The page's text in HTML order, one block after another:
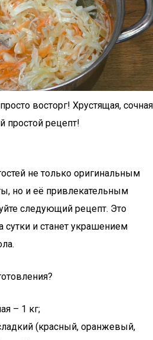
восторг! Хрустящая, сочная
простой рецепт!
не только оригинальным
но и её привлекательным
следующий рецепт. Это
сутки и станет украшением
– 1 кг;
(красный, оранжевый,